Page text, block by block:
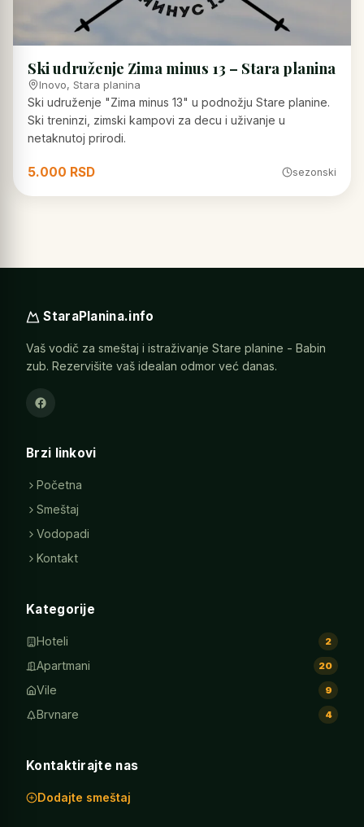
Ski udruženje Zima minus 13 – Stara planina
Inovo, Stara planina
Ski udruženje "Zima minus 13" u podnožju Stare planine.
Ski treninzi, zimski kampovi za decu i uživanje u
netaknutoj prirodi.
5.000 RSD sezonski
StaraPlanina.info
Vaš vodič za smeštaj i istraživanje Stare planine - Babin
zub. Rezervišite vaš idealan odmor već danas.
Brzi linkovi
Početna
Smeštaj
Vodopadi
Kontakt
Kategorije
Hoteli 2
Apartmani 20
Vile 9
Brvnare 4
Kontaktirajte nas
Dodajte smeštaj